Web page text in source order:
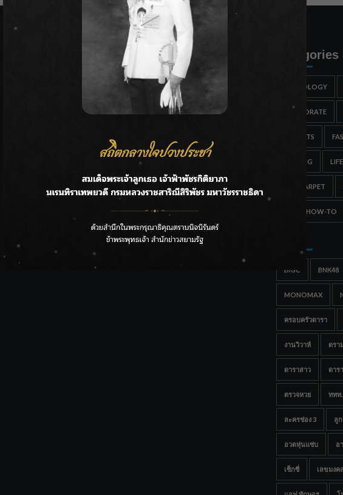
กรมชลฯ รับฟังประชาชน ติดตามแก้ปัญหาโครงการประตู
ลาโลกนี้ ให้ใส่บาตรสิ่งนั้นไว้ตอนยังมีชีวิต”
ราชเลขานุการในพระองค์ฯ ติดตามโครงการหุบกะพง–ห้วย
ทรายใต้ เสริมความมั่นคงน้ำเพชรบุรี
ตรอง “G.O.A.T”
กรมชลฯ เกาะติดฝนทั่วประเทศ เตรียมเครื่องจักรรับมือน้ำ
Categories
ASTROLOGY
CORPORATE
ESPORTS
GAMING
RED CARPET
TIPS & HOW-TO
BIGC BNK48
MONOMAX
ครอบครัวดารา
งานวิวาห์ ดรา
ดาราสาว ดาร
ตรวจหวย ททท.
ละครช่อง 3 ลู
อวดหุ่นแซ่บ อ
เซ็กซี่ เลขมงคล